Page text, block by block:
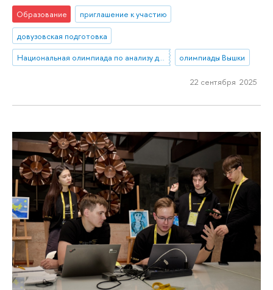
Образование
приглашение к участию
довузовская подготовка
Национальная олимпиада по анализу данных «DANO»
олимпиады Вышки
22 сентября 2025